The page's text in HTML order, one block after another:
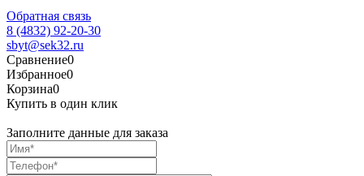
Обратная связь
8 (4832) 92-20-30
sbyt@sek32.ru
Сравнение0
Избранное0
Корзина0
Купить в один клик
Заполните данные для заказа